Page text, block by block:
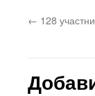
← 128